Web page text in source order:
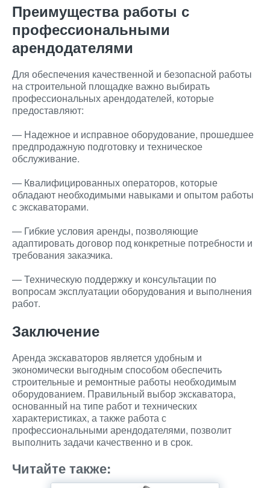
Преимущества работы с
профессиональными
арендодателями
Для обеспечения качественной и безопасной работы
на строительной площадке важно выбирать
профессиональных арендодателей, которые
предоставляют:
— Надежное и исправное оборудование, прошедшее
предпродажную подготовку и техническое
обслуживание.
— Квалифицированных операторов, которые
обладают необходимыми навыками и опытом работы
с экскаваторами.
— Гибкие условия аренды, позволяющие
адаптировать договор под конкретные потребности и
требования заказчика.
— Техническую поддержку и консультации по
вопросам эксплуатации оборудования и выполнения
работ.
Заключение
Аренда экскаваторов является удобным и
экономически выгодным способом обеспечить
строительные и ремонтные работы необходимым
оборудованием. Правильный выбор экскаватора,
основанный на типе работ и технических
характеристиках, а также работа с
профессиональными арендодателями, позволит
выполнить задачи качественно и в срок.
Читайте также: